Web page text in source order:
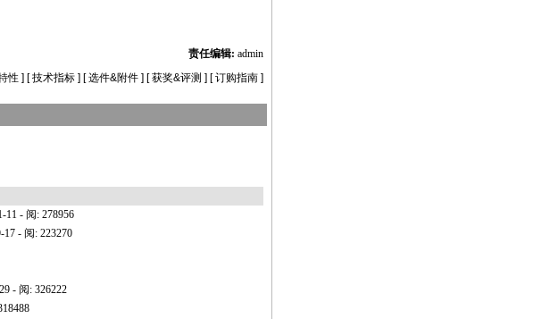
责任编辑: admin
性 ] [技术指标 ] [选件&附件 ] [获奖&评测 ] [订购指南 ]
11 - 阅: 278956
17 - 阅: 223270
- 阅: 326222